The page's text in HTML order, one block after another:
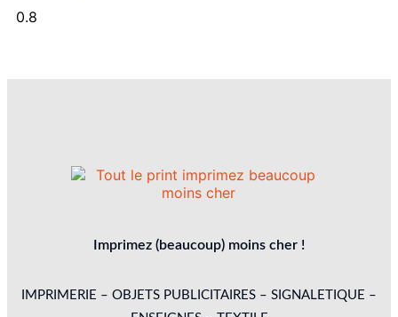
Imprimez (beaucoup) moins cher !
IMPRIMERIE – OBJETS PUBLICITAIRES – SIGNALETIQUE –